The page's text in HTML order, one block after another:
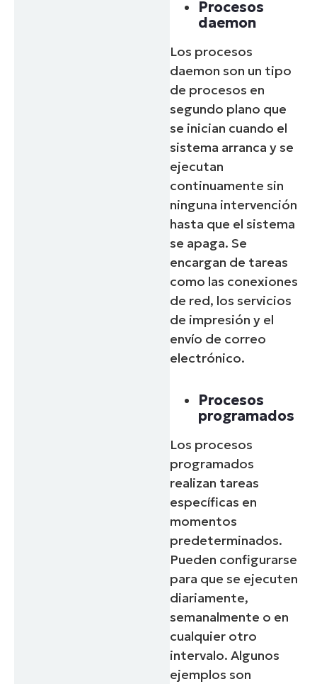
Procesos
daemon
Los procesos
daemon son un tipo
de procesos en
segundo plano que
se inician cuando el
sistema arranca y se
ejecutan
continuamente sin
ninguna intervención
hasta que el sistema
se apaga. Se
encargan de tareas
como las conexiones
de red, los servicios
de impresión y el
envío de correo
electrónico.
Procesos
programados
Los procesos
programados
realizan tareas
específicas en
momentos
predeterminados.
Pueden configurarse
para que se ejecuten
diariamente,
semanalmente o en
cualquier otro
intervalo. Algunos
ejemplos son